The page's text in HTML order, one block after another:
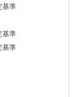
基準
基準
基準